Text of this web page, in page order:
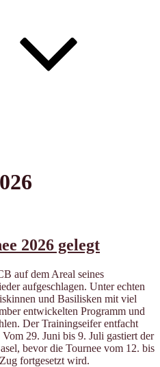
2026 gelegt
auf dem Areal seines
aufgeschlagen. Unter echten
und Basilisken mit viel
entwickelten Programm und
Der Trainingseifer entfacht
29. Juni bis 9. Juli gastiert der
bevor die Tournee vom 12. bis
fortgesetzt wird.